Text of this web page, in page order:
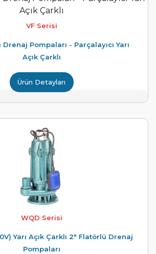
VF Serisi
Drenaj Pompaları - Parçalayıcı Yarı
Açık Çarklı
Ürün Detayları
WQD Serisi
Yarı Açık Çarklı 2" Flatörlü Drenaj
Pompaları